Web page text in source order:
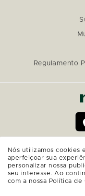
Regulamento
Nós utilizamos cookies
aperfeiçoar sua
personalizar nossa
seu interesse. Ao
com a nossa Política de